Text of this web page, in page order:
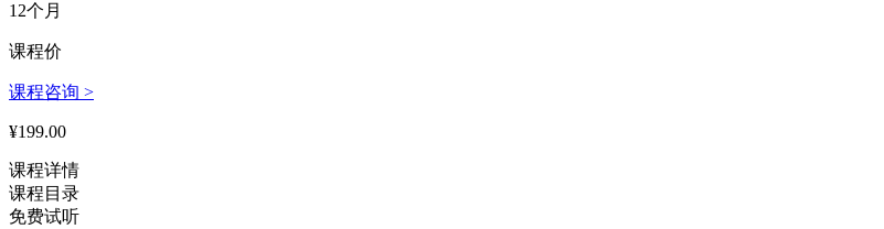
146****2365 刚刚购买了该课程
199****3836 刚刚购买了该课程
165****5562 刚刚购买了该课程
170****4313 刚刚购买了该课程
139****4810 刚刚购买了该课程
145****6611 刚刚购买了该课程
12个月
课程价
课程咨询 >
¥199.00
课程详情
课程目录
免费试听